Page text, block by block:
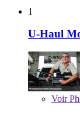
1
U-Haul
Voir